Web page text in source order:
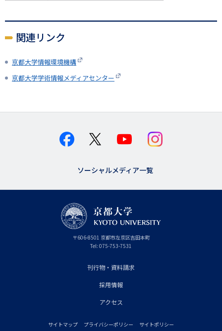
関連リンク
京都大学情報環境機構
京都大学学術情報メディアセンター
ソーシャルメディア一覧
〒606-8501 京
都
府
京都市左京区吉田本町
Tel: 075-753-7531
刊行物・資料請求
採用情報
アクセス
サイトマップ プライバシーポリシー サイトポリシー